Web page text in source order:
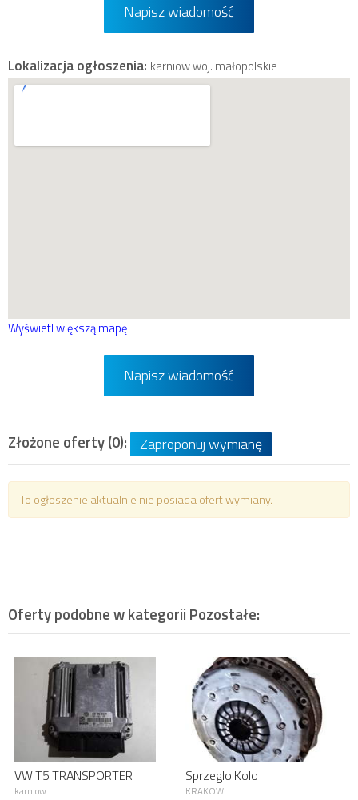
Napisz wiadomość
Lokalizacja ogłoszenia: karniow woj. małopolskie
Wyświetl większą mapę
Napisz wiadomość
Złożone oferty (0): Zaproponuj wymianę
To ogłoszenie aktualnie nie posiada ofert wymiany.
Oferty podobne w kategorii Pozostałe:
VW T5 TRANSPORTER
KOMPUTER 038906016M
karniow
Sprzeglo Kolo
Dwumasowe PEUGEOT
KRAKOW